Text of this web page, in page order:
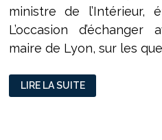
ministre de l’Intérieur,
L’occasion
maire de Lyon, sur les
GÉRALD
DARMANIN
EN
LIRE LA SUITE